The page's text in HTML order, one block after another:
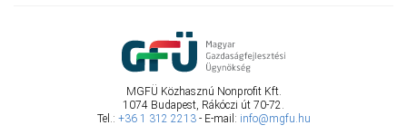
MGFÜ Közhasznú Nonprofit Kft.
1074 Budapest, Rákóczi út 70-72.
Tel.: +36 1 312 2213- E-mail: info@mgfu.hu